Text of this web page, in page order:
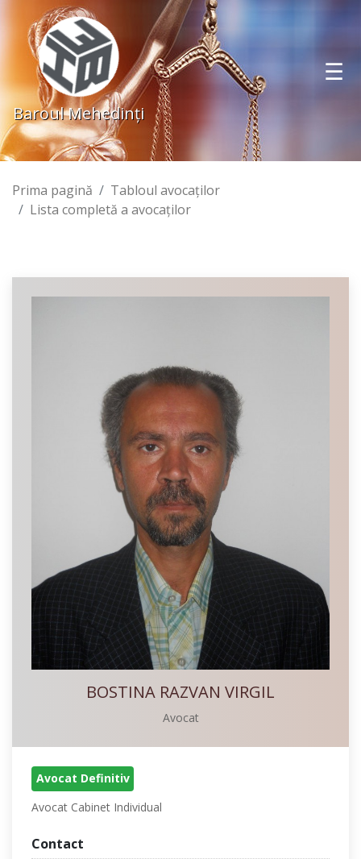
Baroul Mehedinţi
Prima pagină
Tabloul avocaţilor
Lista completă a avocaţilor
BOSTINA RAZVAN VIRGIL
Avocat
Avocat Definitiv
Avocat Cabinet Individual
Contact